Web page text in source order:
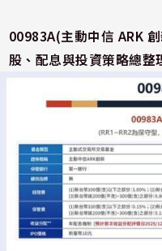
00983A(主動中信 ARK
股、配息與投資策略總整